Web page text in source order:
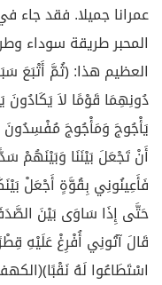
عمرانا جميلا. فقد جاء
المحبر طريقة سوداء
العظيم هذا: ﴿ثُمَّ أَتْبَعَ
دُونِهِمَا قَوْمًا لاَ يَكَادُونَ
يَأْجُوجَ وَمَأْجُوجَ
أَنْ تَجْعَلَ بَيْنَنَا وَبَيْنَهُمْ
فَأَعِينُونِي بِقُوَّةٍ أَجْعَلْ
حَتَّى إِذَا سَاوَى بَيْنَ
قَالَ آتُونِي أُفْرِغْ عَلَيْهِ
اسْتَطَاعُوا لَهُ نَقْبًا﴾(الكهف:92-